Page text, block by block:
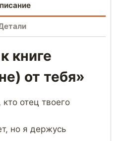
книге
от тебя»
отец твоего
но я держусь